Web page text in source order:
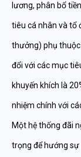
lương, phân bổ
tiêu cá nhân và tổ
thưởng) phụ
đổi với các mục
khuyến khích là
nhiệm chính với
Một hệ thống đãi
trọng để hướng sự